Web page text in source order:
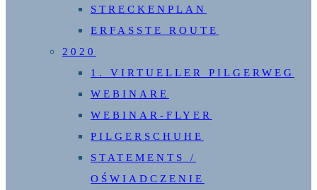
STRECKENPLAN
ERFASSTE ROUTE
2020
1. VIRTUELLER PILGERWEG
WEBINARE
WEBINAR-FLYER
PILGERSCHUHE
STATEMENTS /
OŚWIADCZENIE